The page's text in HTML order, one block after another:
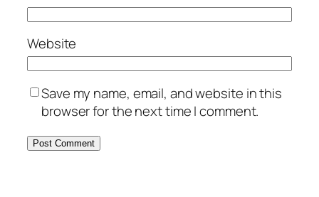
Website
Save my name, email, and website in this
browser for the next time I comment.